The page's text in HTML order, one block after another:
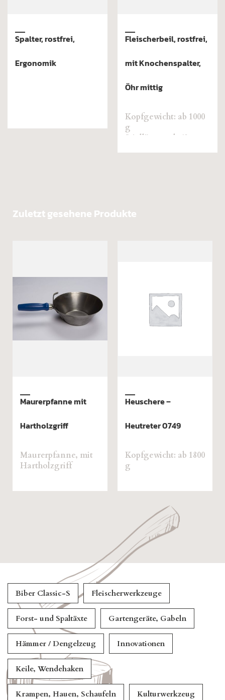
Kälber- und
Rinderspalter, rostfrei
Fleischerbeil, mit
Knochenspalter Öhr
mittig
Kopfgewicht: ab 1000
Stiellänge: ab 60 cm
Zuletzt gesehene Produkte
Ennstaler
Rindenschäler, mit
130 cm Eschenstiel
0551,01
Möselhacke
Kopfgewicht: ab
Stiellänge: ab 85 cm
Biber Classic-S Fleischerwerkzeuge
Forst- und Spaltäxte Gartengeräte, Gabeln
Hämmer / Dengelzeug Innovationen
Keile, Wendehaken
Krampen, Hauen, Schaufeln Kulturwerkzeug